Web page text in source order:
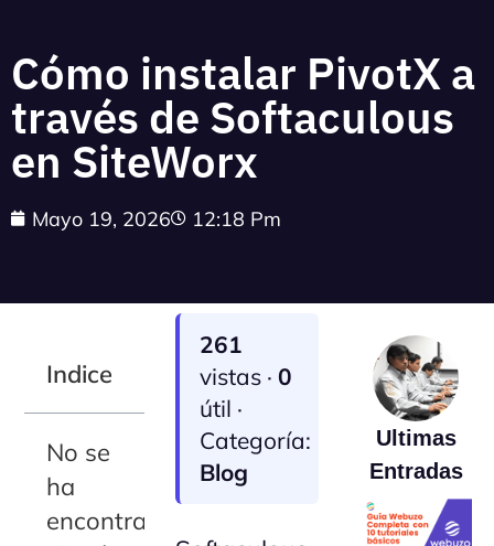
Cómo instalar PivotX a
través de Softaculous
en SiteWorx
Mayo 19, 2026 12:18 Pm
Indice
No se
ha
encontrado
261
vistas ·0
útil ·
Categoría:
Blog
Ultimas
Entradas